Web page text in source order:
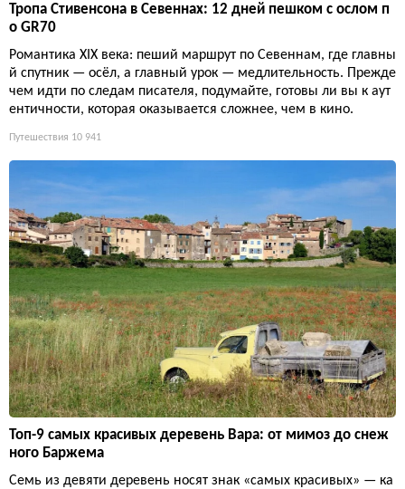
Тропа Стивенсона в Севеннах: 12 дней пешком с ослом п
о GR70
Романтика XIX века: пеший маршрут по Севеннам, где главны
й спутник — осёл, а главный урок — медлительность. Прежде
чем идти по следам писателя, подумайте, готовы ли вы к аут
ентичности, которая оказывается сложнее, чем в кино.
Путешествия 10 941
Топ-9 самых красивых деревень Вара: от мимоз до снеж
ного Баржема
Семь из девяти деревень носят знак «самых красивых» — ка